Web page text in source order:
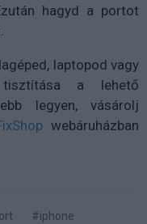
hagyd a portot
laptopod vagy
a lehető
legyen, vásárolj
webáruházban
#iphone